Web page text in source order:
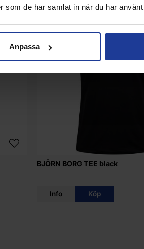
som de har samlat in när du har
Anpassa
BJÖRN BORG TEE black
Info Köp